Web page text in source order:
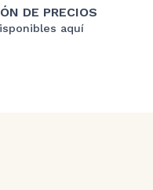
DE PRECIOS
aquí